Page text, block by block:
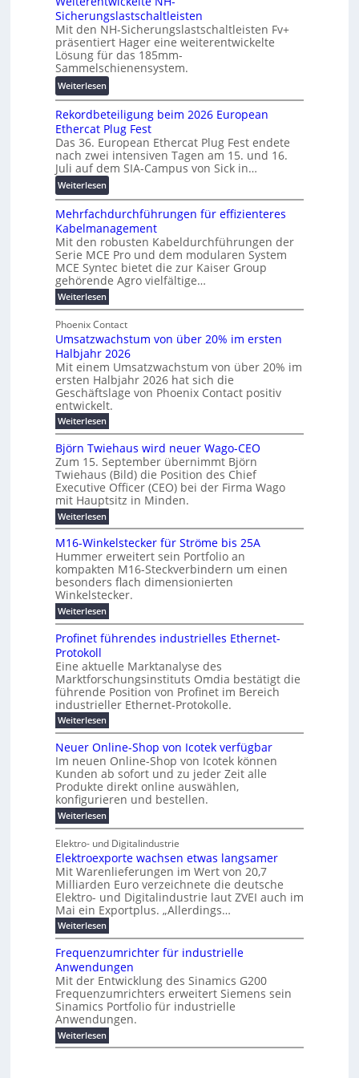
a
l
e
T
r
a
n
s
p
a
r
e
n
z
a
u
:
F
o
r
s
h
u
n
g
s
f
r
d
e
r
u
n
g
b
r
a
u
c
h
t
m
e
h
r
T
e
m
p
o
u
n
d
w
e
n
i
e
r
B
ü
r
o
r
a
t
i
e
l
t
a
-
X
2
0
2
7
w
i
r
d
z
u
m
E
n
e
r
g
u
b
f
ü
r
m
o
d
e
r
n
e
E
e
r
g
i
e
l
ö
u
n
g
e
n
Sicherungslastschaltleisten
Mit den NH-Sicherungslastschaltleisten Fv+
präsentiert Hager eine weiterentwickelte
Lösung für das 185mm-
Sammelschienensystem.
Weiterlesen:
W
e
i
t
e
r
e
n
t
w
i
c
k
e
l
e
N
H
-
S
i
c
h
e
r
u
n
g
s
l
a
s
t
s
c
h
a
t
l
e
s
t
e
n
Rekordbeteiligung beim 2026 European
Ethercat Plug Fest
Das 36. European Ethercat Plug Fest endete
nach zwei intensiven Tagen am 15. und 16.
Juli auf dem SIA-Campus von Sick in…
Weiterlesen:
R
e
k
o
r
d
b
e
t
e
i
l
i
g
u
n
g
b
e
i
m
2
0
2
6
E
u
r
o
p
e
a
E
h
e
r
c
a
t
P
l
u
F
e
s
t
Mehrfachdurchführungen für effizienteres
Kabelmanagement
Mit den robusten Kabeldurchführungen der
Serie MCE Pro und dem modularen System
MCE Syntec bietet die zur Kaiser Group
gehörende Agro vielfältige…
Weiterlesen:
M
h
r
f
a
c
h
d
u
r
c
f
ü
h
u
n
g
e
n
f
ü
r
e
ff
i
z
i
e
t
e
e
s
K
a
b
l
m
a
n
a
g
m
e
n
t
Phoenix Contact
Umsatzwachstum von über 20% im ersten
Halbjahr 2026
Mit einem Umsatzwachstum von über 20% im
ersten Halbjahr 2026 hat sich die
Geschäftslage von Phoenix Contact positiv
entwickelt.
Weiterlesen:
U
m
s
a
t
w
a
c
h
s
t
u
m
v
o
n
ü
b
e
2
0
%
i
m
e
r
s
t
e
n
H
a
l
b
a
h
r
2
0
2
6
Björn Twiehaus wird neuer Wago-CEO
Zum 15. September übernimmt Björn
Twiehaus (Bild) die Position des Chief
Executive Officer (CEO) bei der Firma Wago
mit Hauptsitz in Minden.
Weiterlesen:
B
j
ö
r
n
T
w
i
e
h
a
w
i
d
n
e
e
r
W
a
g
o
-
C
E
M16-Winkelstecker für Ströme bis 25A
Hummer erweitert sein Portfolio an
kompakten M16-Steckverbindern um einen
besonders flach dimensionierten
Winkelstecker.
Weiterlesen:
M
1
6
W
i
n
k
e
l
s
t
c
k
e
r
f
ü
S
t
r
ö
m
e
b
i
s
5
A
Profinet führendes industrielles Ethernet-
Protokoll
Eine aktuelle Marktanalyse des
Marktforschungsinstituts Omdia bestätigt die
führende Position von Profinet im Bereich
industrieller Ethernet-Protokolle.
Weiterlesen:
P
r
o
f
i
n
e
t
f
ü
h
r
e
n
d
e
s
i
n
u
s
t
r
i
e
l
l
e
Neuer Online-Shop von Icotek verfügbar
Im neuen Online-Shop von Icotek können
Kunden ab sofort und zu jeder Zeit alle
Produkte direkt online auswählen,
konfigurieren und bestellen.
Weiterlesen:
N
u
e
r
O
n
l
i
n
e
-
S
h
o
p
v
o
n
I
c
Elektro- und Digitalindustrie
Elektroexporte wachsen etwas langsamer
Mit Warenlieferungen im Wert von 20,7
Milliarden Euro verzeichnete die deutsche
Elektro- und Digitalindustrie laut ZVEI auch im
Mai ein Exportplus. „Allerdings…
Weiterlesen:
E
e
k
t
r
o
e
x
p
o
Frequenzumrichter für industrielle
Anwendungen
Mit der Entwicklung des Sinamics G200
Frequenzumrichters erweitert Siemens sein
Sinamics Portfolio für industrielle
Anwendungen.
Weiterlesen:
F